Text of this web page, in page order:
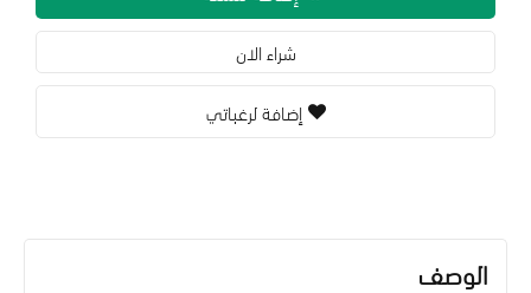
شراء الان
إضافة لرغباتي
الوصف